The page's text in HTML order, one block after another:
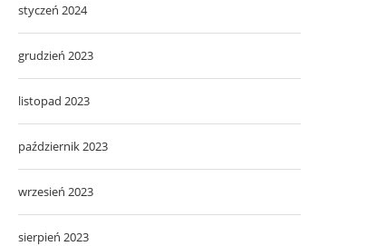
styczeń 2024
grudzień 2023
listopad 2023
październik 2023
wrzesień 2023
sierpień 2023